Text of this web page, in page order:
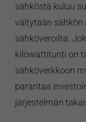
sähköstä kuluu
vältytään sähkön
sähköveroilta.
kilowattitunti on
sähköverkkoon
parantaa
järjestelmän